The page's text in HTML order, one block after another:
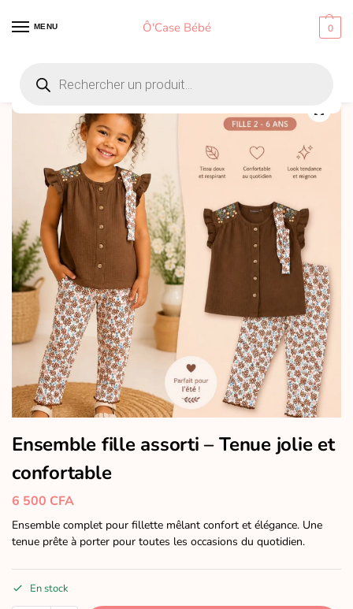
MENU Ô'Case Bébé 0
Ensemble fille assorti – Tenue jolie et
confortable
6 500 CFA
Ensemble complet pour fillette mêlant confort et élégance. Une
tenue prête à porter pour toutes les occasions du quotidien.
En stock